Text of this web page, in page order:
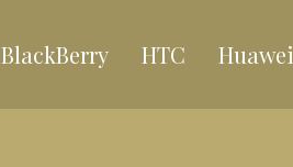
BlackBerry HTC Huawei